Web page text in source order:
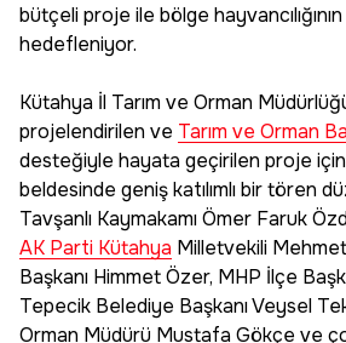
bütçeli proje ile bölge
hedefleniyor.
Kütahya İl Tarım ve Orman
projelendirilen ve Tarım ve Orman
desteğiyle hayata geçirilen proje
beldesinde geniş katılımlı bir tören
Tavşanlı Kaymakamı Ömer Faruk
AK Parti Kütahya Milletvekili
Başkanı Himmet Özer, MHP İlçe
Tepecik Belediye Başkanı Veysel
Orman Müdürü Mustafa Gökçe ve